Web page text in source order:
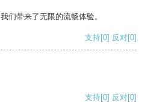
们带来了无限的流畅体验。
支持[0] 反对[0]
支持[0] 反对[0]